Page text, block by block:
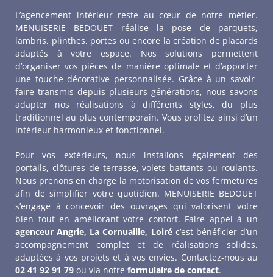
L’agencement intérieur reste au cœur de notre métier.
MENUISERIE BEDOUET réalise la pose de parquets,
lambris, plinthes, portes ou encore la création de placards
adaptés à votre espace. Nos solutions permettent
d’organiser vos pièces de manière optimale et d’apporter
une touche décorative personnalisée. Grâce à un savoir-
faire transmis depuis plusieurs générations, nous savons
adapter nos réalisations à différents styles, du plus
traditionnel au plus contemporain. Vous profitez ainsi d’un
intérieur harmonieux et fonctionnel.
Pour vos extérieurs, nous installons également des
portails, clôtures de terrasse, volets battants ou roulants.
Nous prenons en charge la motorisation de vos fermetures
afin de simplifier votre quotidien. MENUISERIE BEDOUET
s’engage à concevoir des ouvrages qui valorisent votre
bien tout en améliorant votre confort. Faire appel à un
agenceur Angrie, La Cornuaille, Loiréc’est bénéficier d’un
accompagnement complet et de réalisations solides,
adaptées à vos projets et à vos envies. Contactez-nous au
02 41 92 91 79 ou via notre formulaire de contact.